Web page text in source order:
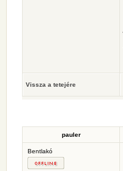
Vissza a tetejére
pauler
Bentlakó